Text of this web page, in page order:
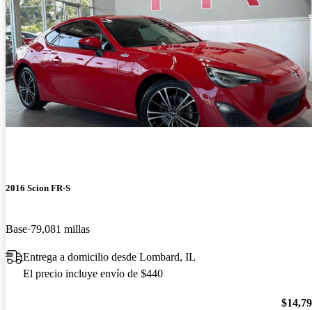
2016 Scion FR-S
Base 79,081 millas
Entrega a domicilio desde Lombard, IL
El precio incluye envío de $440